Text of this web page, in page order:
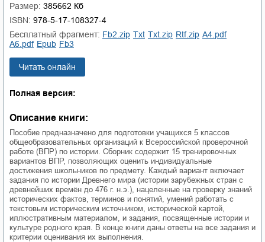
Размер: 385662 Кб
ISBN: 978-5-17-108327-4
Бесплатный фрагмент:
fb2.zip txt txt.zip rtf.zip
a4.pdf
a6.pdf
epub fb3
Читать онлайн
Полная версия:
Описание книги:
Пособие предназначено для подготовки учащихся 5 классов
общеобразовательных организаций к Всероссийской проверочной
работе (ВПР) по истории. Сборник содержит 15 тренировочных
вариантов ВПР, позволяющих оценить индивидуальные
достижения школьников по предмету. Каждый вариант включает
задания по истории Древнего мира (истории зарубежных стран с
древнейших времён до 476 г. н.э.), нацеленные на проверку знаний
исторических фактов, терминов и понятий, умений работать с
текстовым историческим источником, исторической картой,
иллюстративным материалом, и задания, посвященные истории и
культуре родного края. В конце книги даны ответы на все задания и
критерии оценивания их выполнения.